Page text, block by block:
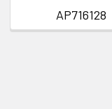
AP716128